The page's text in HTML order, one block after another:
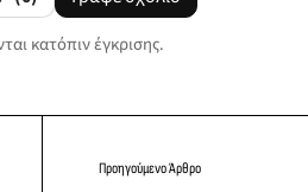
κατόπιν έγκρισης.
Προηγούμενο Άρθρο